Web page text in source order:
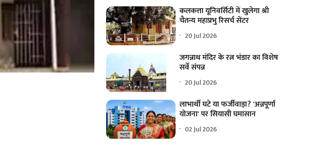
कलकत्ता यूनिवर्सिटी में खुलेगा श्री
चैतन्य महाप्रभु रिसर्च सेंटर
20 Jul 2026
जगन्नाथ मंदिर के रत्न भंडार का विशेष
सर्वे संपन्न
20 Jul 2026
लाभार्थी घटे या फर्जीवाड़ा? 'अन्नपूर्णा
योजना' पर सियासी घमासान
02 Jul 2026